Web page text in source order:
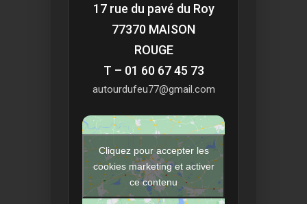
17 rue du pavé du Roy
77370 MAISON
ROUGE
T – 01 60 67 45 73
autourdufeu77@gmail.com
Cliquez pour accepter les
cookies marketing et activer
ce contenu